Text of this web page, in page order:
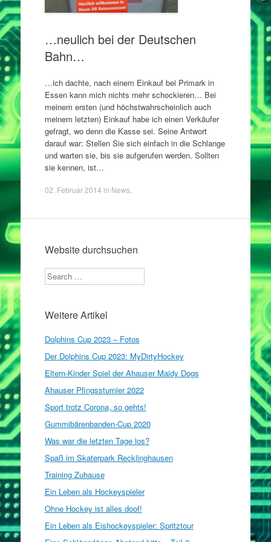
…neulich bei der Deutschen
Bahn…
…ich dachte, nach einem Einkauf bei Primark in
Essen kann mich nichts mehr schockieren… Bei
meinem ersten (und höchstwahrscheinlich auch
meinem letzten) Einkauf habe ich einen Verkäufer
gefragt, wo denn die Kasse sei. Seine Antwort
darauf war: Stellen Sie sich einfach in die Schlange
und warten sie, bis sie aufgerufen werden. Sollten
sie kennen, ist…
02. Februar 2014 in News.
Website durchsuchen
Search
Weitere Artikel
Dolphins Cup 2023 – Fotos
Der Dolphins Cup 2023: MyDirtyHockey
Eltern-Kinder Spiel der Ahauser Maidy Dogs
Ahauser Pfingssturnier 2022
Sport trotz Corona, so gehts!
Gummibärenbanden-Cup 2020
Was war die letzten Tage los?
Spaß im Skaterpark Recklinghausen
Training Zuhause
Ein Leben als Hockeyspieler
Ohne Hockey ist alles doof!
Ein Leben als Eishockeyspieler: Spritztour